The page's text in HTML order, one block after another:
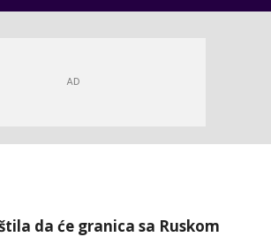
da će granica sa Ruskom